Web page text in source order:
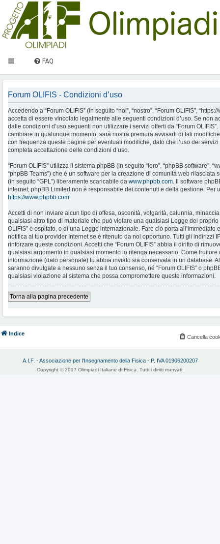
FAQ
Forum OLIFIS - Condizioni d’uso
Accedendo a “Forum OLIFIS” (in seguito “noi”, “nostro”, “Forum OLIFIS”,
accetta di essere vincolato legalmente alle seguenti condizioni d’uso. Se non
dalle condizioni d’uso seguenti non utilizzare i servizi offerti da “Forum
cambiare in qualunque momento, sarà nostra premura avvisarti di tali
con frequenza queste pagine per eventuali modifiche, dato che l’uso dei servizi
completa accettazione delle condizioni d’uso.
“Forum OLIFIS” utilizza il sistema phpBB (in seguito “loro”, “phpBB software”,
“phpBB Teams”) che è un software per la creazione di comunità web rilasciata
(in seguito “GPL”) liberamente scaricabile da www.phpbb.com. Il software
internet; phpBB Limited non è responsabile dei contenuti e della gestione. Per
https://www.phpbb.com.
Accetti di non inviare alcun tipo di offesa, oscenità, volgarità, calunnia,
qualsiasi altro tipo di materiale che può violare una qualsiasi Legge del proprio
OLIFIS” è ospitato, o di una Legge internazionale. Fare ciò porta
notifica al tuo provider Internet se è ritenuto da noi opportuno. Tutti gli indirizzi
rinforzare queste condizioni. Accetti che “Forum OLIFIS” abbia il diritto di
qualsiasi argomento in qualsiasi momento lo ritenga necessario. Come
informazione (dato personale) tu abbia inviato sia conservata in un database.
saranno divulgate a nessuno senza il tuo consenso, né “Forum OLIFIS” o
qualsiasi violazione al sistema che possa compromettere queste informazioni.
Torna alla pagina precedente
Indice
Cancella
A.I.F. - Associazione per l'Insegnamento della Fisica - P. IVA 01906200207
Copyright © 2017 Olimpiadi Italiane di Fisica. Tutti i diritti riservati.